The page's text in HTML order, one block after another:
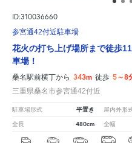
ID:310036660
参宮通42付近駐車場
花火の打ち上げ場所まで徒歩
車場！
桑名駅前横丁から 343m 徒歩 5～8
三重県桑名市参宮通42付近
駐車場形式 平置き 屋内外形
全長 480cm 全幅